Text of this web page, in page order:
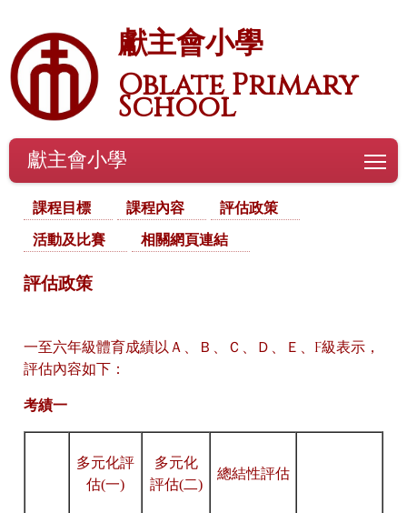
獻主會小學
Oblate Primary
School
獻主會小學
課程目標 課程內容
評估政策
活動及比賽
相關網頁連結
評估政策
一至六年級體育成績以Ａ、Ｂ、Ｃ、Ｄ、Ｅ、F級表示，
評估內容如下：
考績一
多元化評
估(一)
多元化
評估(二)
總結性評估